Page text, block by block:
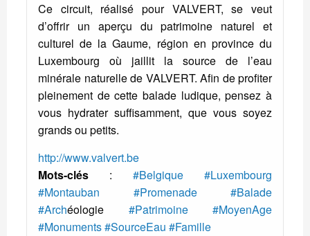
Ce circuit, réalisé pour VALVERT, se veut
d’offrir un aperçu du patrimoine naturel et
culturel de la Gaume, région en province du
Luxembourg où jaillit la source de l’eau
minérale naturelle de VALVERT. Afin de profiter
pleinement de cette balade ludique, pensez à
vous hydrater suffisamment, que vous soyez
grands ou petits.
http://www.valvert.be
Mots-clés : #Belgique
#Luxembourg
#Montauban
#Promenade
#Balade
#Archéologie #Patrimoine
#MoyenAge
#Monuments#SourceEau #Famille